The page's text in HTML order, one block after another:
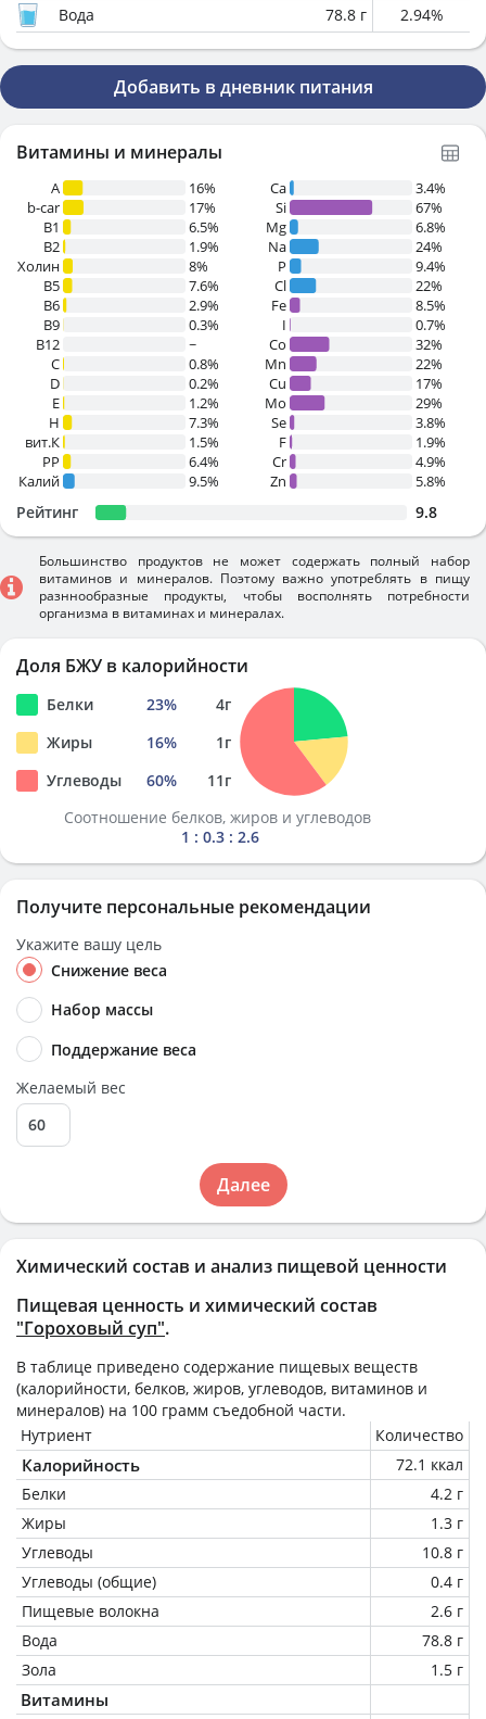
Химический состав и анализ пищевой ценности
Пищевая ценность и химический состав
"Гороховый суп".
В таблице приведено содержание пищевых веществ
(калорийности, белков, жиров, углеводов, витаминов и
минералов) на 100 грамм съедобной части.
Нутриент
Количество
Калорийность
72.1 ккал
Белки
4.2 г
Жиры
1.3 г
Углеводы
10.8 г
Углеводы (общие)
0.4 г
Пищевые волокна
2.6 г
Вода
78.8 г
Зола
1.5 г
Витамины
Вода
78.8 г 2.94%
Добавить в дневник питания
Витамины и минералы
A
16%
b-car
17%
В1
6.5%
B2
1.9%
Холин
8%
B5
7.6%
B6
2.9%
B9
0.3%
B12
~
C
0.8%
D
0.2%
E
1.2%
H
7.3%
вит.К
1.5%
PP
6.4%
Калий
9.5%
Ca
3.4%
Si
67%
Mg
6.8%
Na
24%
P
9.4%
Cl
22%
Fe
8.5%
I
0.7%
Co
32%
Mn
22%
Cu
17%
Mo
29%
Se
3.8%
F
1.9%
Cr
4.9%
Zn
5.8%
Рейтинг 9.8
Большинство продуктов не может содержать полный набор
витаминов и минералов. Поэтому важно употреблять в пищу
разннообразные продукты, чтобы восполнять потребности
организма в витаминах и минералах.
Доля БЖУ в калорийности
Белки 23% 4г
Жиры
16% 1г
Углеводы
60% 11г
Соотношение белков, жиров и углеводов
1 : 0.3 : 2.6
Получите персональные рекомендации
Укажите вашу цель
Снижение веса
Набор массы
Поддержание веса
Желаемый вес
Далее